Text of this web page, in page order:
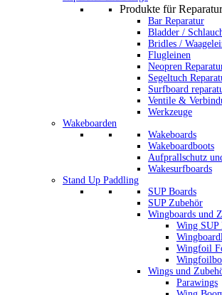
Produkte für
Bar Reparatur
Bladder /
Bridles /
Flugleinen
Neopren
Segeltuch
Surfboard
Ventile &
Werkzeuge
Wakeboarden
Wakeboards
Wakeboardboots
Aufprallschutz
Wakesurfboards
Stand Up Paddling
SUP Boards
SUP Zubehör
Wingboards und
Wing SUP
Wingfoil
Wings und
Parawings